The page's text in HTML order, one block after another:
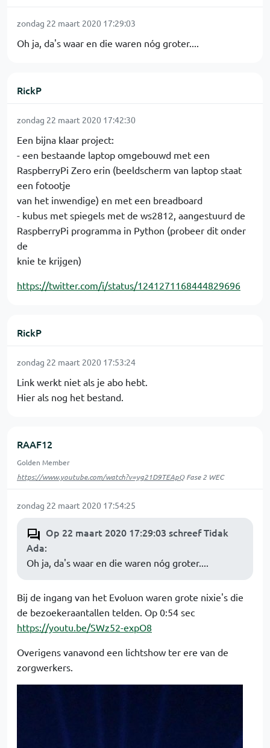
zondag 22 maart 2020 17:29:03
Oh ja, da's waar en die waren nóg groter....
RickP
zondag 22 maart 2020 17:42:30
Een bijna klaar project:
- een bestaande laptop omgebouwd met een
RaspberryPi Zero erin (beeldscherm van laptop staat
een fotootje
van het inwendige) en met een breadboard
- kubus met spiegels met de ws2812, aangestuurd de
RaspberryPi programma in Python (probeer dit onder
de
knie te krijgen)
https://twitter.com/i/status/1241271168444829696
RickP
zondag 22 maart 2020 17:53:24
Link werkt niet als je abo hebt.
Hier als nog het bestand.
RAAF12
Golden Member
https://www.youtube.com/watch?v=yg21D9TEApQFase 2 WEC
zondag 22 maart 2020 17:54:25
Op 22 maart 2020 17:29:03 schreef Tidak
Ada:
Oh ja, da's waar en die waren nóg groter....
Bij de ingang van het Evoluon waren grote nixie's die
de bezoekeraantallen telden. Op 0:54 sec
https://youtu.be/SWz52-expO8
Overigens vanavond een lichtshow ter ere van de
zorgwerkers.